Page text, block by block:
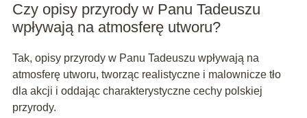
Czy opisy przyrody w Panu Tadeuszu
wpływają na atmosferę utworu?
Tak, opisy przyrody w Panu Tadeuszu wpływają na
atmosferę utworu, tworząc realistyczne i malownicze tło
dla akcji i oddając charakterystyczne cechy polskiej
przyrody.